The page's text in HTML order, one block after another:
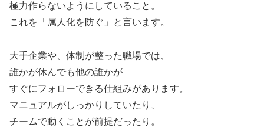
極力作らないようにしていること。
これを「属人化を防ぐ」と言います。
大手企業や、体制が整った職場では、
誰かが休んでも他の誰かが
すぐにフォローできる仕組みがあります。
マニュアルがしっかりしていたり、
チームで動くことが前提だったり。